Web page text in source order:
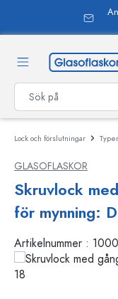
Lock och förslutningar
GLASOFLASKOR
Skruvlock
för mynning:
Artikelnummer :